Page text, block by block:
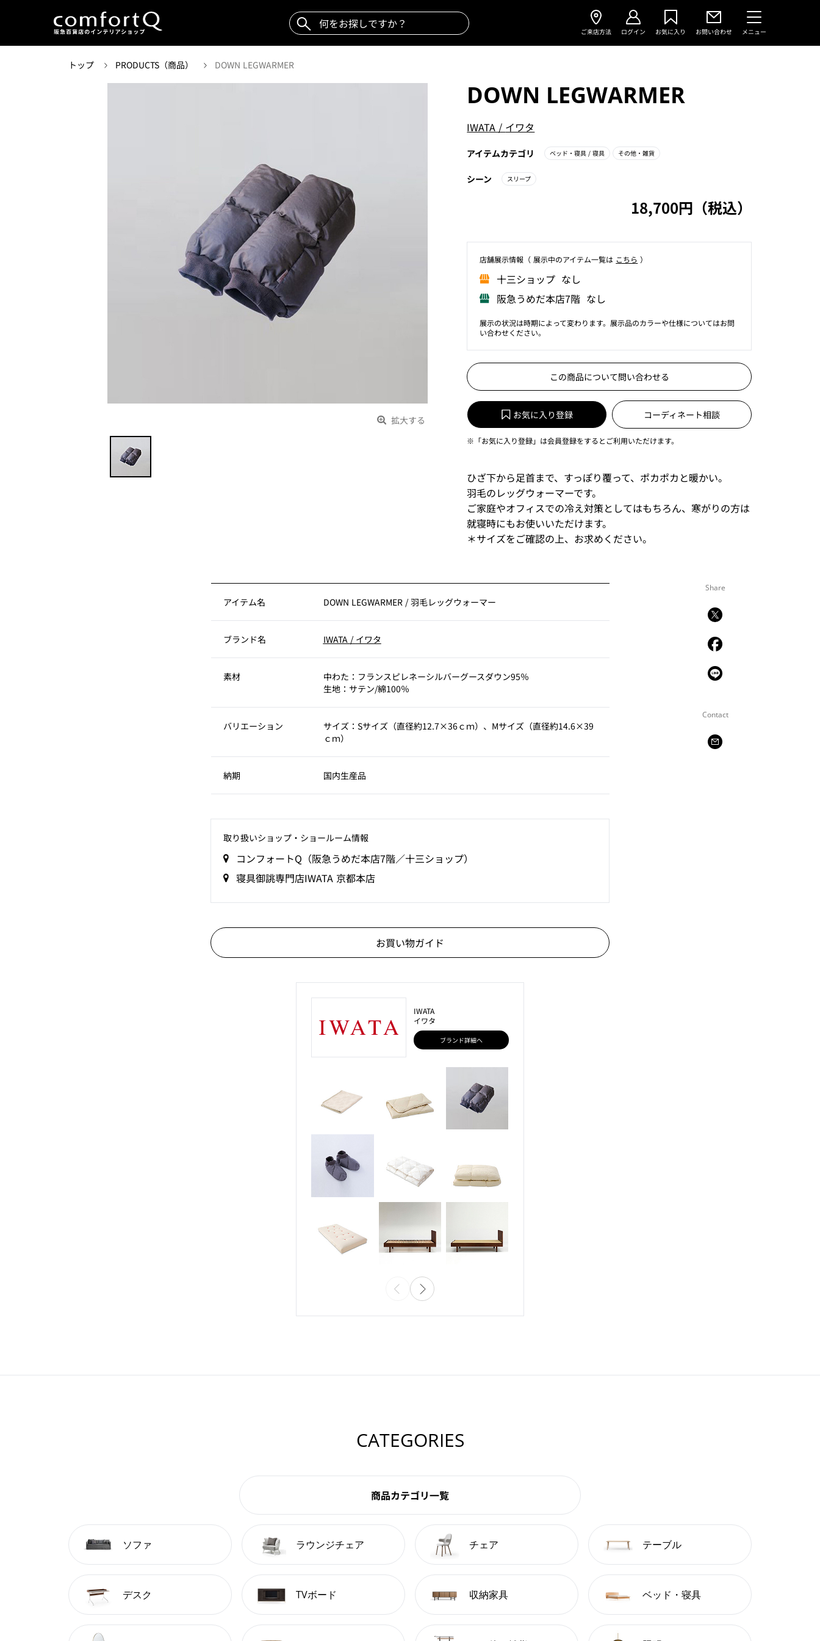
ご来店方法 ログイン お気に入り お問い合わせ メニュー
トップ PRODUCTS（商品） DOWN LEGWARMER
拡大する
DOWN LEGWARMER
IWATA / イワタ
アイテムカテゴリ ベッド・寝具/ 寝具 その他・雑貨
シーン スリープ
18,700円（税込）
店舗展⽰情報（ 展⽰中のアイテム⼀覧は こちら ）
⼗三ショップ なし
阪急うめだ本店7階 なし
展示の状況は時期によって変わります。展示品のカラーや仕様についてはお問
い合わせください。
この商品について問い合わせる
お気に入り登録 コーディネート相談
※「お気に入り登録」は会員登録をするとご利用いただけます。
ひざ下から足首まで、すっぽり覆って、ポカポカと暖かい。
羽毛のレッグウォーマーです。
ご家庭やオフィスでの冷え対策としてはもちろん、寒がりの方は
就寝時にもお使いいただけます。
＊サイズをご確認の上、お求めください。
Share
Contact
アイテム名 DOWN LEGWARMER / 羽毛レッグウォーマー
ブランド名 IWATA / イワタ
素材
中わた：フランスピレネーシルバーグースダウン95％
生地：サテン/綿100％
バリエーション
サイズ：Sサイズ（直径約12.7×36ｃｍ）、Mサイズ（直径約14.6×39
ｃｍ）
納期 国内生産品
取り扱いショップ‧ショールーム情報
コンフォートQ（阪急うめだ本店7階／十三ショップ）
寝具御誂専門店IWATA 京都本店
お買い物ガイド
IWATA
イワタ
ブランド詳細へ
CATEGORIES
商品カテゴリ一覧
ソファ ラウンジチェア チェア テーブル
デスク TVボード 収納家具 ベッド・寝具